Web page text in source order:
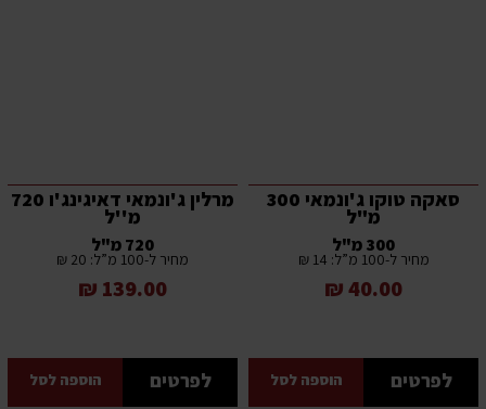
סאקה טוקו ג'ונמאי 300
מ"ל
300 מ"ל
מחיר ל-100 מ”ל: 14 ₪
40.00 ₪
לפרטים הוספה לסל
מרלין ג'ונמאי דאיגינג'ו 720
מ''ל
720 מ"ל
מחיר ל-100 מ”ל: 20 ₪
139.00 ₪
לפרטים הוספה לסל